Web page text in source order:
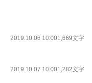
2019.10.06 10:001,669文字
2019.10.07 10:001,282文字